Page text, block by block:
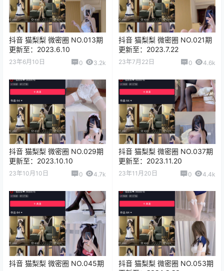
抖音 猫梨梨 微密圈 NO.013期
更新至：2023.6.10
23年6月10日 0 3.2k
抖音 猫梨梨 微密圈 NO.021期
更新至：2023.7.22
23年7月22日 0 4.6k
抖音 猫梨梨 微密圈 NO.029期
更新至：2023.10.10
23年10月10日 0 4.7k
抖音 猫梨梨 微密圈 NO.037期
更新至：2023.11.20
23年11月20日 0 4.4k
抖音 猫梨梨 微密圈 NO.045期
抖音 猫梨梨 微密圈 NO.053期